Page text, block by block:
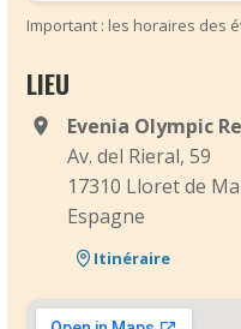
Important : les horaires des
LIEU
Evenia Olympic
Av. del Rieral, 59
17310 Lloret de
Espagne
Itinéraire